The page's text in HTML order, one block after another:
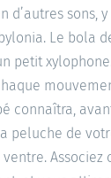
sons,
Le bola
petit
connaîtra,
peluche de